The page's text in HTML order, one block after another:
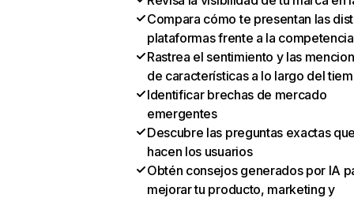
Compara cómo te presentan las
plataformas frente a la competencia
Rastrea el sentimiento y las
de características a lo largo del
Identificar brechas de mercado
emergentes
Descubre las preguntas exactas
hacen los usuarios
Obtén consejos generados por IA
mejorar tu producto, marketing y